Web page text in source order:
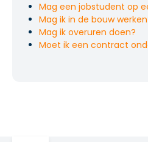
Mag een jobstudent op
Mag ik in de bouw
Mag ik overuren doen?
Moet ik een contract